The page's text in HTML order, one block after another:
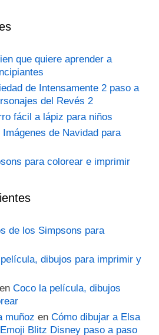
que quiere aprender a
de Intensamente 2 paso a
del Revés 2
fácil a lápiz para niños
de Navidad para
para colorear e imprimir
de los Simpsons para
dibujos para imprimir y
en Coco la película, dibujos
muñoz en Cómo dibujar a Elsa
Blitz Disney paso a paso